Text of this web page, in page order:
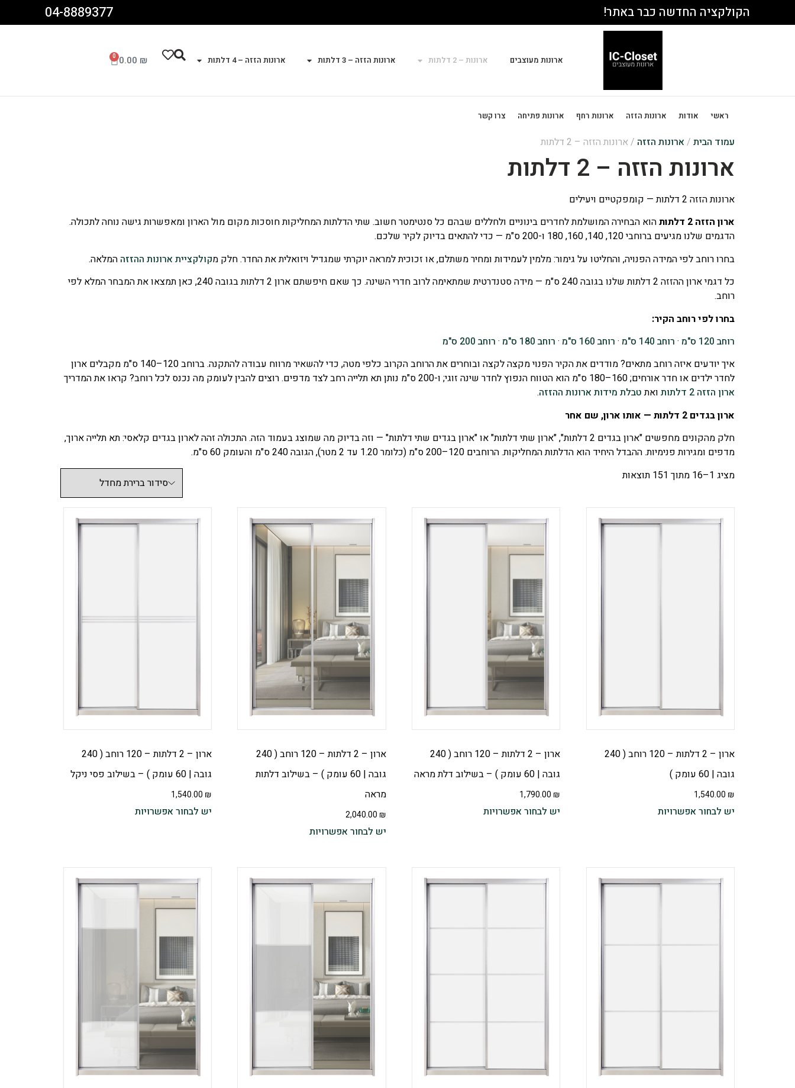
הקולקציה החדשה כבר באתר! 04-8889377
ארונות מעוצבים ארונות – 2 דלתות ארונות הזזה – 3 דלתות ארונות הזזה – 4 דלתות 0.00 ₪
0
ראשי אודות ארונות הזזה ארונות רחף ארונות פתיחה צרו קשר
עמוד הבית / ארונות הזזה / ארונות הזזה – 2 דלתות
ארונות הזזה – 2 דלתות
ארונות הזזה 2 דלתות — קומפקטיים ויעילים
ארון הזזה 2 דלתות
הוא הבחירה המושלמת לחדרים בינוניים ולחללים שבהם כל סנטימטר חשוב. שתי הדלתות המחליקות חוסכות מקום מול הארון ומאפשרות גישה נוחה לתכולה.
הדגמים שלנו מגיעים ברוחבי 120, 140, 160, 180 ו-200 ס"מ — כדי להתאים בדיוק לקיר שלכם.
בחרו רוחב לפי המידה הפנויה, והחליטו על גימור: מלמין לעמידות ומחיר משתלם, או זכוכית למראה יוקרתי שמגדיל ויזואלית את החדר. חלק מקולקציית ארונות ההזזה המלאה.
כל דגמי ארון ההזזה 2 דלתות שלנו בגובה 240 ס"מ — מידה סטנדרטית שמתאימה לרוב חדרי השינה. כך שאם חיפשתם ארון 2 דלתות בגובה 240, כאן תמצאו את המבחר המלא לפי
רוחב.
בחרו לפי רוחב הקיר:
רוחב 120 ס"מ
· רוחב 140 ס"מ · רוחב 160 ס"מ · רוחב 180 ס"מ · רוחב 200 ס"מ
איך יודעים איזה רוחב מתאים? מודדים את הקיר הפנוי מקצה לקצה ובוחרים את הרוחב הקרוב כלפי מטה, כדי להשאיר מרווח עבודה להתקנה. ברוחב 120–140 ס"מ מקבלים ארון
לחדר ילדים או חדר אורחים; 160–180 ס"מ הוא הטווח הנפוץ לחדר שינה זוגי; ו-200 ס"מ נותן תא תלייה רחב לצד מדפים. רוצים להבין לעומק מה נכנס לכל רוחב? קראו את המדריך
ארון הזזה 2 דלתות
ואתטבלת מידות ארונות ההזזה.
ארון בגדים 2 דלתות — אותו ארון, שם אחר
חלק מהקונים מחפשים "ארון בגדים 2 דלתות", "ארון שתי דלתות" או "ארון בגדים שתי דלתות" — וזה בדיוק מה שמוצג בעמוד הזה. התכולה זהה לארון בגדים קלאסי: תא תלייה ארוך,
מדפים ומגירות פנימיות. ההבדל היחיד הוא הדלתות המחליקות. הרוחבים 120–200 ס"מ (כלומר 1.20 עד 2 מטר), הגובה 240 ס"מ והעומק 60 ס"מ.
מציג 1–16 מתוך 151 תוצאות
ארון – 2 דלתות – 120 רוחב ( 240
גובה | 60 עומק )
1,540.00 ₪
יש לבחור אפשרויות
ארון – 2 דלתות – 120 רוחב ( 240
גובה | 60 עומק ) – בשילוב דלת מראה
1,790.00 ₪
יש לבחור אפשרויות
ארון – 2 דלתות – 120 רוחב ( 240
גובה | 60 עומק ) – בשילוב דלתות
מראה
2,040.00 ₪
יש לבחור אפשרויות
ארון – 2 דלתות – 120 רוחב ( 240
גובה | 60 עומק ) – בשילוב פסי ניקל
1,540.00 ₪
יש לבחור אפשרויות